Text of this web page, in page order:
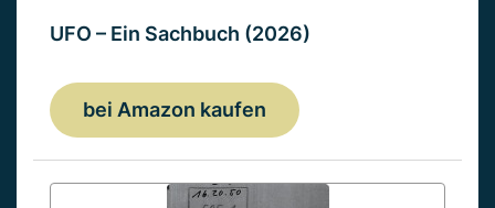
UFO – Ein Sachbuch (2026)
bei Amazon kaufen